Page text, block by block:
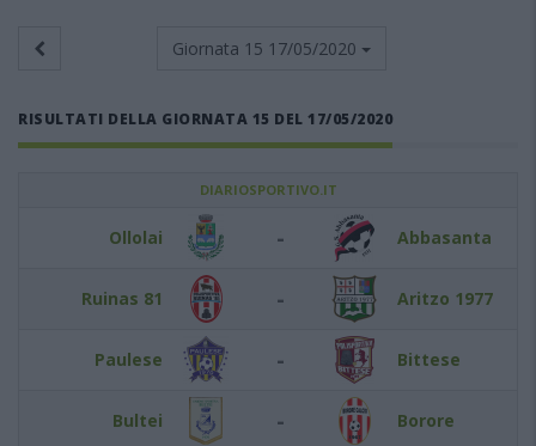
Giornata 15 17/05/2020
RISULTATI DELLA GIORNATA 15 DEL 17/05/2020
DIARIOSPORTIVO.IT
Ollolai - Abbasanta
Ruinas 81 - Aritzo 1977
Paulese - Bittese
Bultei - Borore